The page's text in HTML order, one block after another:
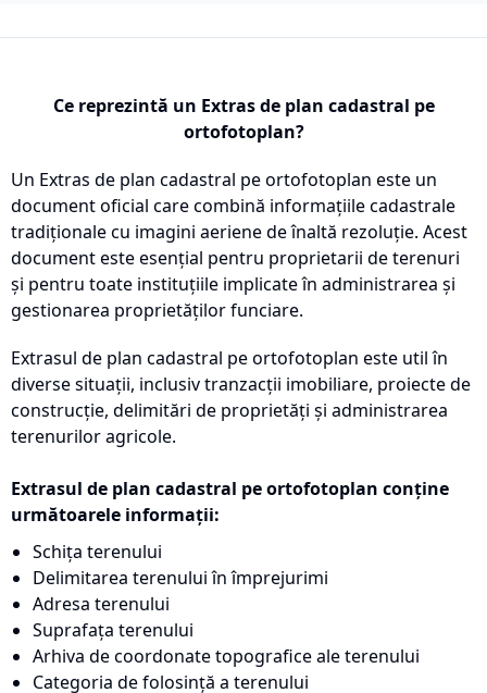
Ce reprezintă un Extras de plan cadastral pe
ortofotoplan?
Un Extras de plan cadastral pe ortofotoplan este un
document oficial care combină informațiile cadastrale
tradiționale cu imagini aeriene de înaltă rezoluție. Acest
document este esențial pentru proprietarii de terenuri
și pentru toate instituțiile implicate în administrarea și
gestionarea proprietăților funciare.
Extrasul de plan cadastral pe ortofotoplan este util în
diverse situații, inclusiv tranzacții imobiliare, proiecte de
construcție, delimitări de proprietăți și administrarea
terenurilor agricole.
Extrasul de plan cadastral pe ortofotoplan conține
următoarele informații:
Schița terenului
Delimitarea terenului în împrejurimi
Adresa terenului
Suprafața terenului
Arhiva de coordonate topografice ale terenului
Categoria de folosință a terenului